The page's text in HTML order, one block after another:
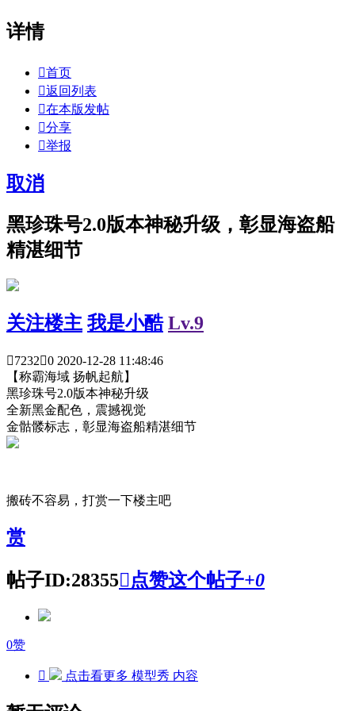
详情
首页
返回列表
在本版发帖
分享
举报
取消
黑珍珠号2.0版本神秘升级，彰显海盗船
精湛细节
关注楼主 我是小酷 Lv.9
72320 2020-12-28 11:48:46
【称霸海域 扬帆起航】
黑珍珠号2.0版本神秘升级
全新黑金配色，震撼视觉
金骷髅标志，彰显海盗船精湛细节
搬砖不容易，打赏一下楼主吧
赏
帖子ID:28355 点赞这个帖子+0
0赞
 点击看更多 模型秀 内容